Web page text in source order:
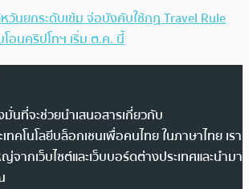
วันยกระดับเข้ม จ่อบังคับใช้กฏ Travel Rule
อนคริปโทฯ เริ่ม ต.ค. นี้
นที่จะช่วยนำเสนอสารเกี่ยวกับ
ทคโนโลยีบล็อกเชนเพื่อคนไทย ในภาษาไทย เรา
ากเว็บไซต์และเว็บบอร์ดต่างประเทศและนำมา